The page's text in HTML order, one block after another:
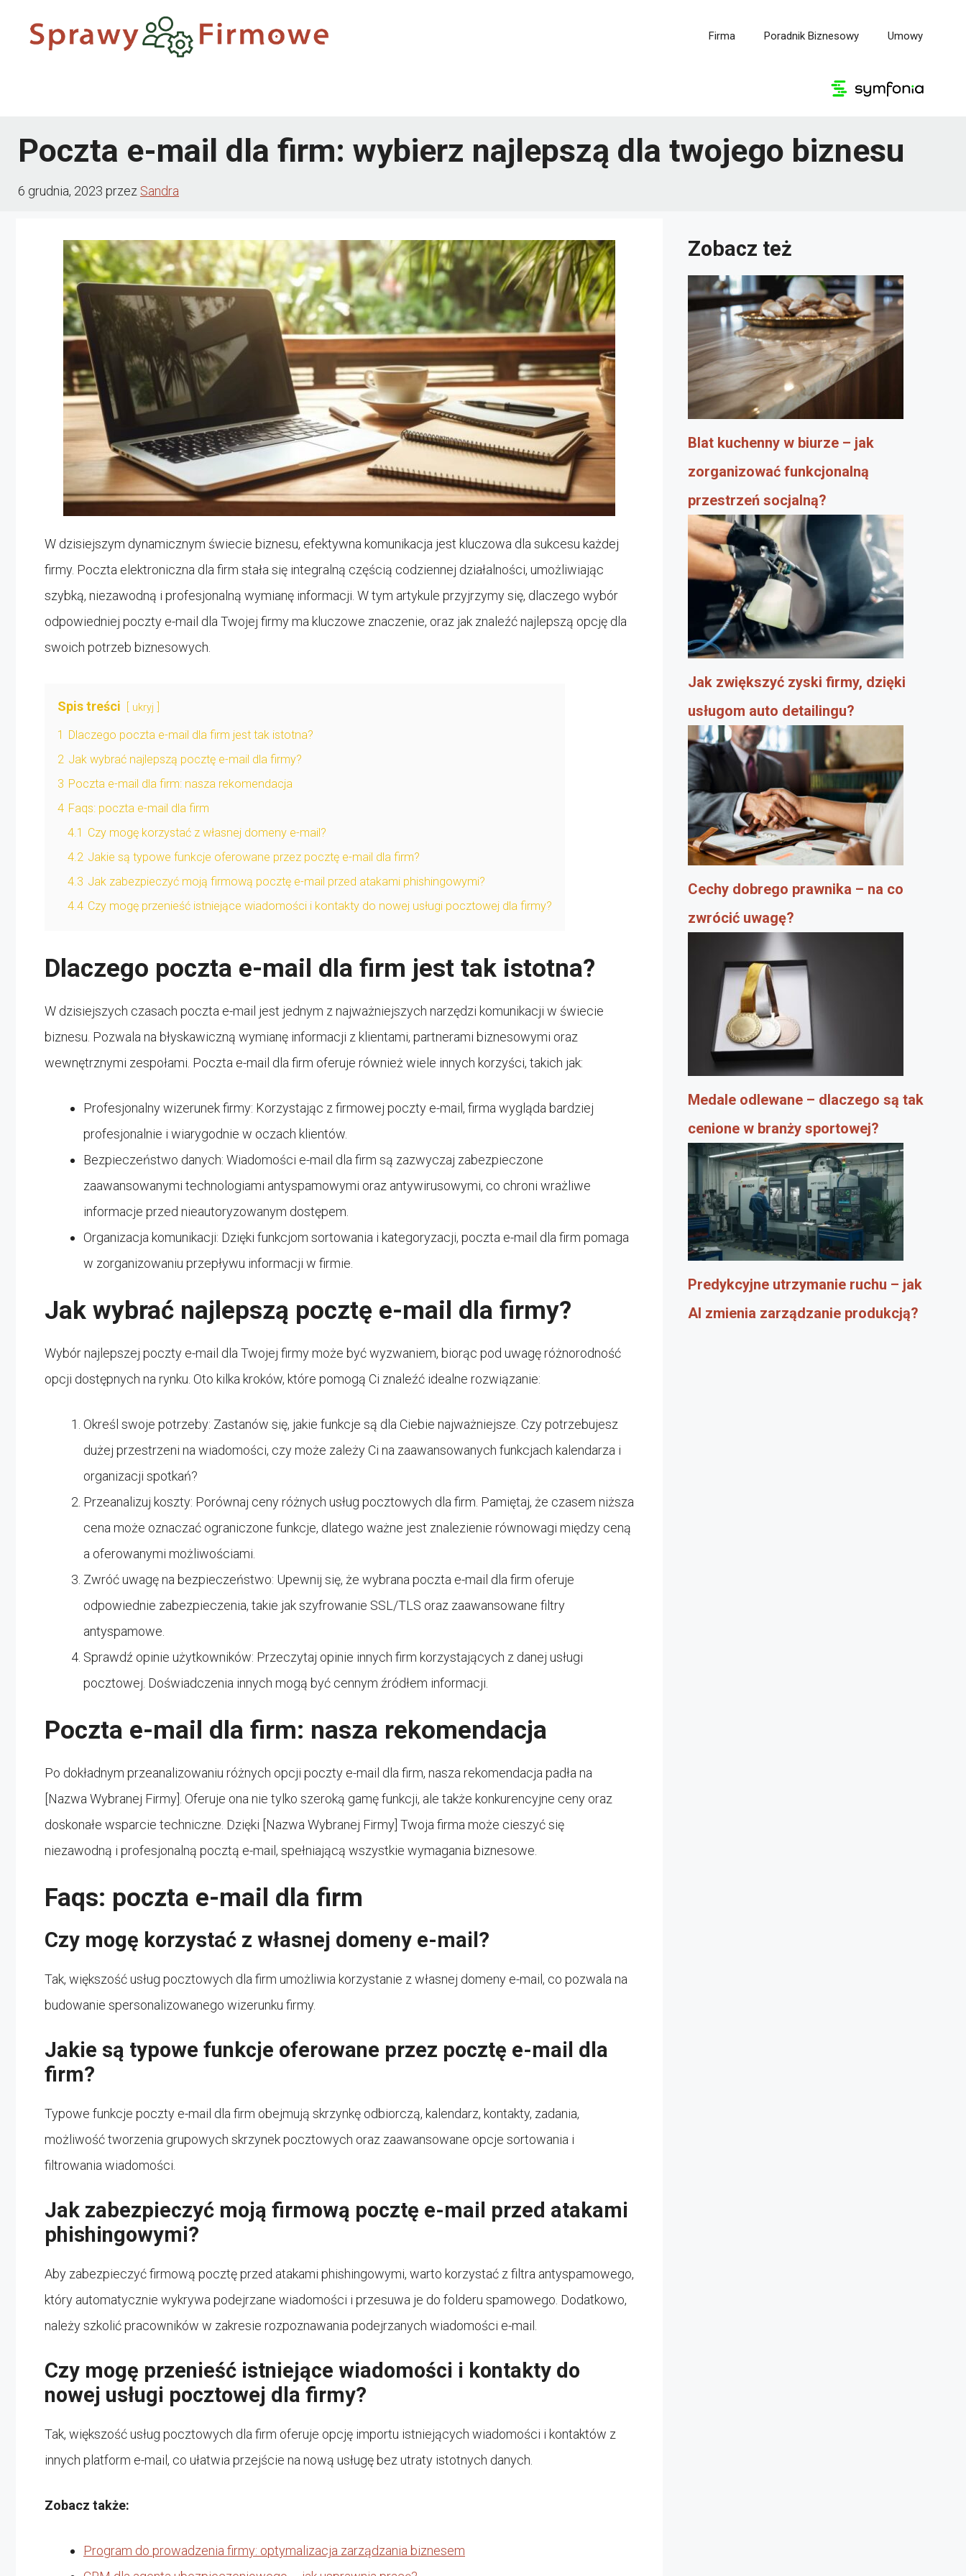
Firma Poradnik Biznesowy Umowy
Poczta e-mail dla firm: wybierz najlepszą dla twojego biznesu
6 grudnia, 2023 przez Sandra
W dzisiejszym dynamicznym świecie biznesu, efektywna komunikacja jest kluczowa dla sukcesu każdej
firmy. Poczta elektroniczna dla firm stała się integralną częścią codziennej działalności, umożliwiając
szybką, niezawodną i profesjonalną wymianę informacji. W tym artykule przyjrzymy się, dlaczego wybór
odpowiedniej poczty e-mail dla Twojej firmy ma kluczowe znaczenie, oraz jak znaleźć najlepszą opcję dla
swoich potrzeb biznesowych.
Spis treści ukryj
1
Dlaczego poczta e-mail dla firm jest tak istotna?
2 Jak wybrać najlepszą pocztę e-mail dla firmy?
3 Poczta e-mail dla firm: nasza rekomendacja
4 Faqs: poczta e-mail dla firm
4.1 Czy mogę korzystać z własnej domeny e-mail?
4.2 Jakie są typowe funkcje oferowane przez pocztę e-mail dla firm?
4.3 Jak zabezpieczyć moją firmową pocztę e-mail przed atakami phishingowymi?
4.4 Czy mogę przenieść istniejące wiadomości i kontakty do nowej usługi pocztowej dla firmy?
Dlaczego poczta e-mail dla firm jest tak istotna?
W dzisiejszych czasach poczta e-mail jest jednym z najważniejszych narzędzi komunikacji w świecie
biznesu. Pozwala na błyskawiczną wymianę informacji z klientami, partnerami biznesowymi oraz
wewnętrznymi zespołami. Poczta e-mail dla firm oferuje również wiele innych korzyści, takich jak:
Profesjonalny wizerunek firmy: Korzystając z firmowej poczty e-mail, firma wygląda bardziej
profesjonalnie i wiarygodnie w oczach klientów.
Bezpieczeństwo danych: Wiadomości e-mail dla firm są zazwyczaj zabezpieczone
zaawansowanymi technologiami antyspamowymi oraz antywirusowymi, co chroni wrażliwe
informacje przed nieautoryzowanym dostępem.
Organizacja komunikacji: Dzięki funkcjom sortowania i kategoryzacji, poczta e-mail dla firm pomaga
w zorganizowaniu przepływu informacji w firmie.
Jak wybrać najlepszą pocztę e-mail dla firmy?
Wybór najlepszej poczty e-mail dla Twojej firmy może być wyzwaniem, biorąc pod uwagę różnorodność
opcji dostępnych na rynku. Oto kilka kroków, które pomogą Ci znaleźć idealne rozwiązanie:
Określ swoje potrzeby: Zastanów się, jakie funkcje są dla Ciebie najważniejsze. Czy potrzebujesz
dużej przestrzeni na wiadomości, czy może zależy Ci na zaawansowanych funkcjach kalendarza i
organizacji spotkań?
Przeanalizuj koszty: Porównaj ceny różnych usług pocztowych dla firm. Pamiętaj, że czasem niższa
cena może oznaczać ograniczone funkcje, dlatego ważne jest znalezienie równowagi między ceną
a oferowanymi możliwościami.
Zwróć uwagę na bezpieczeństwo: Upewnij się, że wybrana poczta e-mail dla firm oferuje
odpowiednie zabezpieczenia, takie jak szyfrowanie SSL/TLS oraz zaawansowane filtry
antyspamowe.
Sprawdź opinie użytkowników: Przeczytaj opinie innych firm korzystających z danej usługi
pocztowej. Doświadczenia innych mogą być cennym źródłem informacji.
Poczta e-mail dla firm: nasza rekomendacja
Po dokładnym przeanalizowaniu różnych opcji poczty e-mail dla firm, nasza rekomendacja padła na
[Nazwa Wybranej Firmy]. Oferuje ona nie tylko szeroką gamę funkcji, ale także konkurencyjne ceny oraz
doskonałe wsparcie techniczne. Dzięki [Nazwa Wybranej Firmy] Twoja firma może cieszyć się
niezawodną i profesjonalną pocztą e-mail, spełniającą wszystkie wymagania biznesowe.
Faqs: poczta e-mail dla firm
Czy mogę korzystać z własnej domeny e-mail?
Tak, większość usług pocztowych dla firm umożliwia korzystanie z własnej domeny e-mail, co pozwala na
budowanie spersonalizowanego wizerunku firmy.
Jakie są typowe funkcje oferowane przez pocztę e-mail dla
firm?
Typowe funkcje poczty e-mail dla firm obejmują skrzynkę odbiorczą, kalendarz, kontakty, zadania,
możliwość tworzenia grupowych skrzynek pocztowych oraz zaawansowane opcje sortowania i
filtrowania wiadomości.
Jak zabezpieczyć moją firmową pocztę e-mail przed atakami
phishingowymi?
Aby zabezpieczyć firmową pocztę przed atakami phishingowymi, warto korzystać z filtra antyspamowego,
który automatycznie wykrywa podejrzane wiadomości i przesuwa je do folderu spamowego. Dodatkowo,
należy szkolić pracowników w zakresie rozpoznawania podejrzanych wiadomości e-mail.
Czy mogę przenieść istniejące wiadomości i kontakty do
nowej usługi pocztowej dla firmy?
Tak, większość usług pocztowych dla firm oferuje opcję importu istniejących wiadomości i kontaktów z
innych platform e-mail, co ułatwia przejście na nową usługę bez utraty istotnych danych.
Zobacz także:
Program do prowadzenia firmy: optymalizacja zarządzania biznesem
Zobacz też
Blat kuchenny w biurze – jak
zorganizować funkcjonalną
przestrzeń socjalną?
Jak zwiększyć zyski firmy, dzięki
usługom auto detailingu?
Cechy dobrego prawnika – na co
zwrócić uwagę?
Medale odlewane – dlaczego są tak
cenione w branży sportowej?
Predykcyjne utrzymanie ruchu – jak
AI zmienia zarządzanie produkcją?